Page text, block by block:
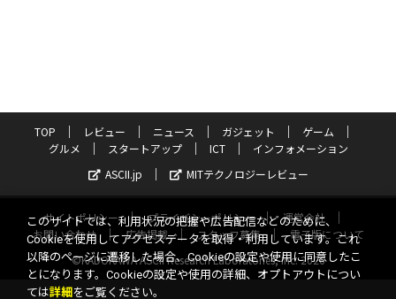
TOP レビュー ニュース ガジェット
ゲーム
グルメ
スタートアップ ICT
インフォメーション
ASCII.jp
MITテクノロジーレビュー
サイトポリシー プライバシーポリシー
運営会社
お問い合わせ
広告掲載 スタッフ募集
電子版について
©KADOKAWA ASCII Research Laboratories, Inc. 2026
このサイトでは、利用状況の把握や広告配信などのために、
Cookieを使用してアクセスデータを取得・利用しています。これ
以降のページに遷移した場合、Cookieの設定や使用に同意したこ
とになります。Cookieの設定や使用の詳細、オプトアウトについ
ては詳細 をご覧ください。